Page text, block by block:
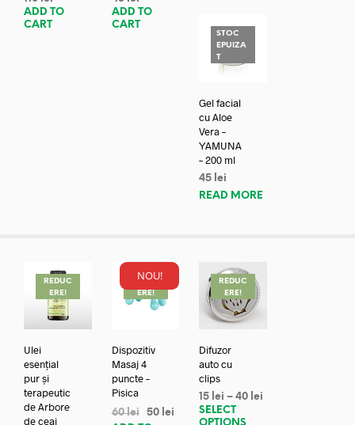
ADD TO
CART
ADD TO
CART
STOC
EPUIZA
T
Gel facial
cu Aloe
Vera –
YAMUNA
– 200 ml
45 lei
READ MORE
REDUC
ERE!
Ulei
esențial
pur și
terapeutic
de Arbore
de ceai
NOU!
REDUC
ERE!
Dispozitiv
Masaj 4
puncte –
Pisica
60lei 50 lei
REDUC
ERE!
Difuzor
auto cu
clips
15 lei –40 lei
SELECT